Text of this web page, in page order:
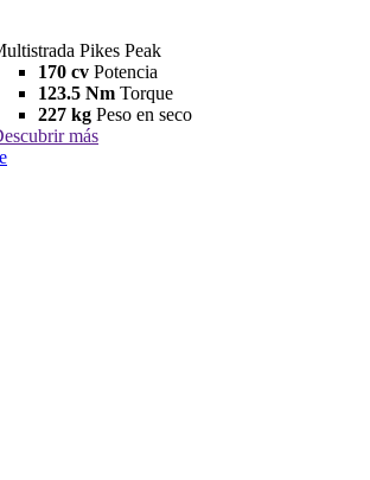
Pikes Peak
170 cv Potencia
123.5 Nm Torque
227 kg Peso en seco
más